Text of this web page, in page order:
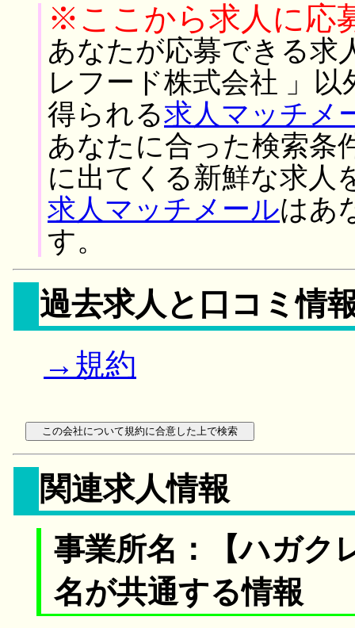
※ここから求人に応
あなたが応募できる求
レフード株式会社 」
得られる求人マッチメ
あなたに合った検索条
に出てくる新鮮な求人
求人マッチメールはあ
す。
過去求人と口コミ情
→規約
関連求人情報
事業所名：【ハガク
名が共通する情報